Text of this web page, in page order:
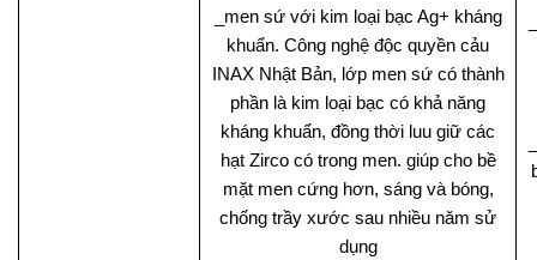
_men sứ với kim loại bạc Ag+ kháng
khuẩn. Công nghệ độc quyền cảu
INAX Nhật Bản, lớp men sứ có thành
phần là kim loại bạc có khả năng
kháng khuẩn, đồng thời luu giữ các
hạt Zirco có trong men. giúp cho bề
mặt men cứng hơn, sáng và bóng,
chống trầy xước sau nhiều năm sử
dụng